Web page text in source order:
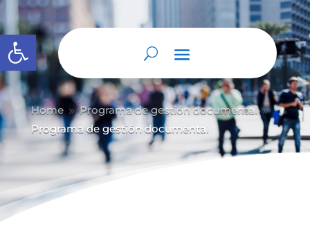
Abrir barra de herramientas
Home 9 Programa de gestión documental 9
Programa de gestión documental